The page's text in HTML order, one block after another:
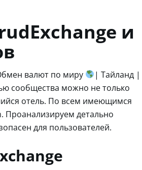
и
валют по миру
| Тайланд |
сообщества можно не только
отель. По всем имеющимся
Проанализируем детально
для пользователей.